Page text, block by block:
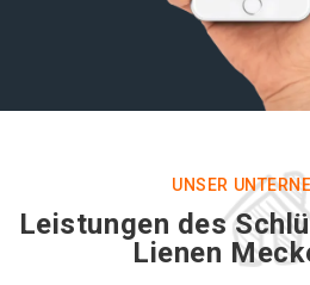
UNSER
Leistungen des
Lienen